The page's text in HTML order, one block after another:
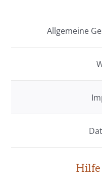
Allgemeine
Hilfe